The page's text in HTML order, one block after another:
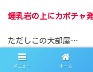
鍾乳岩の上にカボチャ発
ただしこの大部屋…
モルボルガー
というNMが
メニュー ホーム